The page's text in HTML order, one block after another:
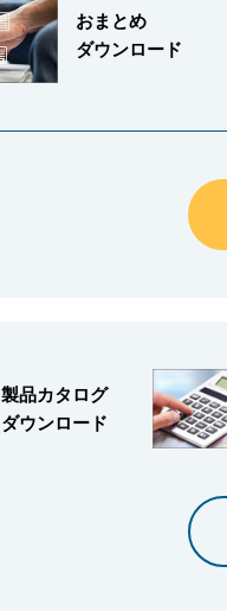
おまとめ
ダウンロード
製品カタログ
ダウンロード